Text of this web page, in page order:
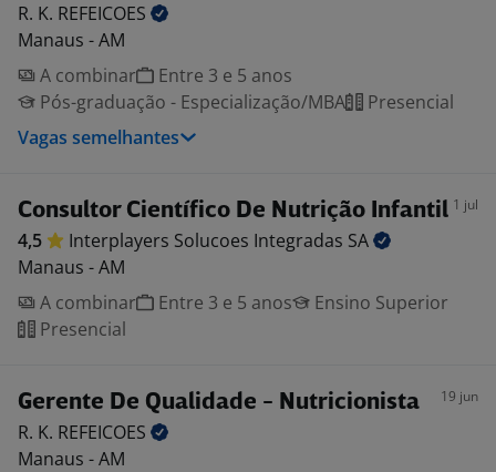
R. K. REFEICOES
Manaus - AM
A combinar
Entre 3 e 5 anos
Pós-graduação - Especialização/MBA
Presencial
Vagas semelhantes
Consultor Científico De Nutrição Infantil 1 jul
4,5 Interplayers Solucoes Integradas SA
Manaus - AM
A combinar
Entre 3 e 5 anos
Ensino Superior
Presencial
Gerente De Qualidade - Nutricionista 19 jun
R. K. REFEICOES
Manaus - AM